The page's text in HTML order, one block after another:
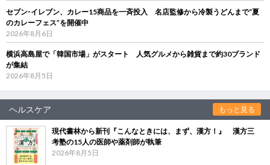
セブン‐イレブン、カレー15商品を一斉投入 名店監修から冷製うどんまで“夏
のカレーフェス”を開催中
2026年8月6日
横浜高島屋で「韓国市場」がスタート 人気グルメから雑貨まで約30ブランド
が集結
2026年8月5日
ヘルスケア もっと見る
現代書林から新刊『こんなときには、まず、漢方！』 漢方三
考塾の15人の医師や薬剤師が執筆
2026年8月5日